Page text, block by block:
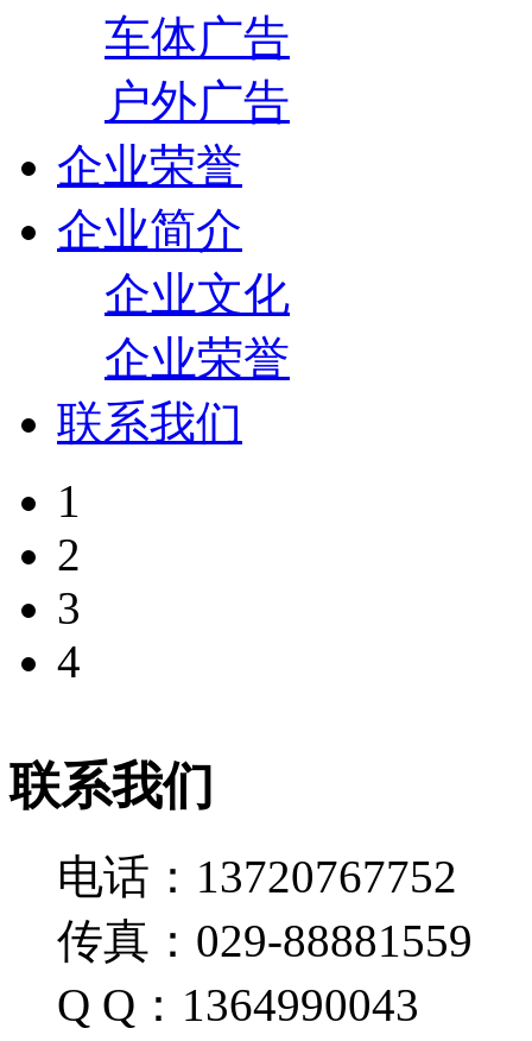
车体广告
户外广告
企业荣誉
企业简介
企业文化
企业荣誉
联系我们
1
2
3
4
联系我们
电话：13720767752
传真：029-88881559
Q Q：1364990043